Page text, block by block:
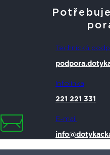
Technická
Infolinka
221 221 331
E-mail